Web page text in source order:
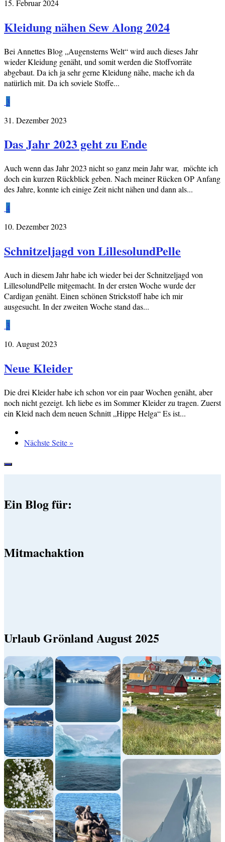
15. Februar 2024
Kleidung nähen Sew Along 2024
Bei Annettes Blog „Augensterns Welt“ wird auch dieses Jahr
wieder Kleidung genäht, und somit werden die Stoffvorräte
abgebaut. Da ich ja sehr gerne Kleidung nähe, mache ich da
natürlich mit. Da ich soviele Stoffe...
3
31. Dezember 2023
Das Jahr 2023 geht zu Ende
Auch wenn das Jahr 2023 nicht so ganz mein Jahr war, möchte ich
doch ein kurzen Rückblick geben. Nach meiner Rücken OP Anfang
des Jahre, konnte ich einige Zeit nicht nähen und dann als...
4
10. Dezember 2023
Schnitzeljagd von LillesolundPelle
Auch in diesem Jahr habe ich wieder bei der Schnitzeljagd von
LillesolundPelle mitgemacht. In der ersten Woche wurde der
Cardigan genäht. Einen schönen Strickstoff habe ich mir
ausgesucht. In der zweiten Woche stand das...
3
10. August 2023
Neue Kleider
Die drei Kleider habe ich schon vor ein paar Wochen genäht, aber
noch nicht gezeigt. Ich liebe es im Sommer Kleider zu tragen. Zuerst
ein Kleid nach dem neuen Schnitt „Hippe Helga“ Es ist...
Nächste Seite »
Ein Blog für:
Mitmachaktion
Urlaub Grönland August 2025